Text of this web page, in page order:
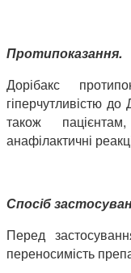
Протипоказання.
Дорібакс
гіперчутливістю
також
анафілактичні
Спосіб
Перед
переносимість